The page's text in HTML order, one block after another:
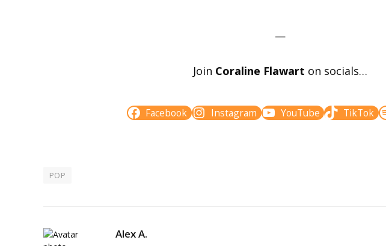
—
Join Coraline Flawart on socials…
Facebook Instagram YouTube TikTok
POP
Alex A.